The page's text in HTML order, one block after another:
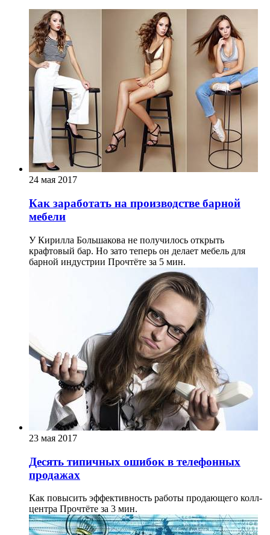
24 мая 2017
Как заработать на производстве барной
мебели
У Кирилла Большакова не получилось открыть
крафтовый бар. Но зато теперь он делает мебель для
барной индустрии Прочтёте за 5 мин.
23 мая 2017
Десять типичных ошибок в телефонных
продажах
Как повысить эффективность работы продающего колл-
центра Прочтёте за 3 мин.